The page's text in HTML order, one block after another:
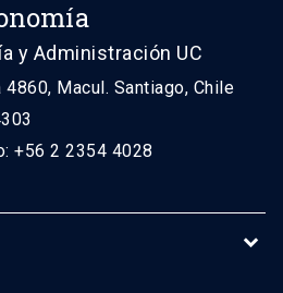
y Administración UC
4860, Macul. Santiago, Chile
+56 2 2354 4028